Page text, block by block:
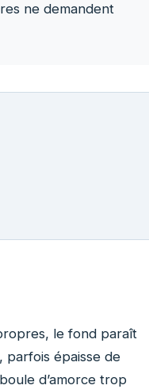
ne demandent
le fond paraît
parfois épaisse de
d’amorce trop